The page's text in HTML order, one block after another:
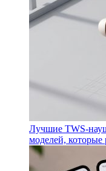
Лучшие TWS-
моделей, которые